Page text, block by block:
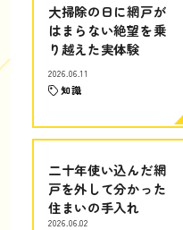
大掃除の日に網戸が
はまらない絶望を乗
り越えた実体験
2026.06.11
知識
二十年使い込んだ網
戸を外して分かった
住まいの手入れ
2026.06.02